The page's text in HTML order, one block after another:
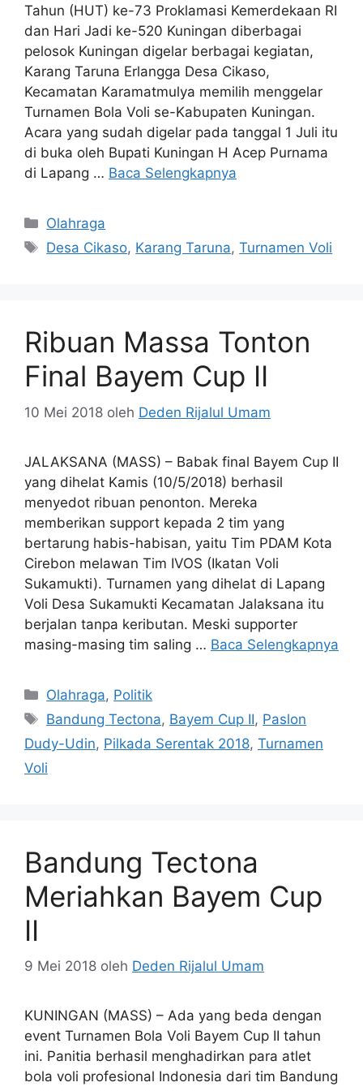
Tahun (HUT) ke-73 Proklamasi Kemerdekaan RI
dan Hari Jadi ke-520 Kuningan diberbagai
pelosok Kuningan digelar berbagai kegiatan,
Karang Taruna Erlangga Desa Cikaso,
Kecamatan Karamatmulya memilih menggelar
Turnamen Bola Voli se-Kabupaten Kuningan.
Acara yang sudah digelar pada tanggal 1 Juli itu
di buka oleh Bupati Kuningan H Acep Purnama
di Lapang … Baca Selengkapnya
Kategori
Olahraga
Tag
Desa Cikaso, Karang Taruna,Turnamen Voli
Ribuan Massa Tonton
Final Bayem Cup II
10 Mei 2018 oleh Deden Rijalul Umam
JALAKSANA (MASS) – Babak final Bayem Cup II
yang dihelat Kamis (10/5/2018) berhasil
menyedot ribuan penonton. Mereka
memberikan support kepada 2 tim yang
bertarung habis-habisan, yaitu Tim PDAM Kota
Cirebon melawan Tim IVOS (Ikatan Voli
Sukamukti). Turnamen yang dihelat di Lapang
Voli Desa Sukamukti Kecamatan Jalaksana itu
berjalan tanpa keributan. Meski supporter
masing-masing tim saling … Baca Selengkapnya
Kategori
Olahraga, Politik
Tag
Bandung Tectona, Bayem Cup II, Paslon
Dudy-Udin, Pilkada Serentak 2018, Turnamen
Voli
Bandung Tectona
Meriahkan Bayem Cup
II
9 Mei 2018 oleh Deden Rijalul Umam
KUNINGAN (MASS) – Ada yang beda dengan
event Turnamen Bola Voli Bayem Cup II tahun
ini. Panitia berhasil menghadirkan para atlet
bola voli profesional Indonesia dari tim Bandung